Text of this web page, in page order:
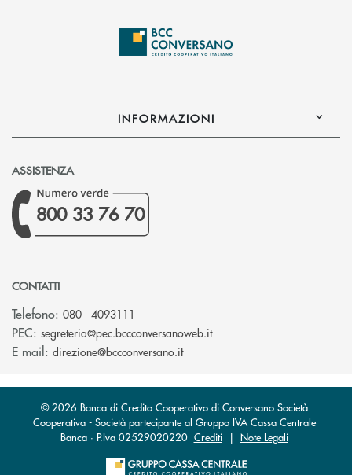
INFORMAZIONI
ASSISTENZA
800 33 76 70
CONTATTI
Telefono: 080 - 4093111
PEC: segreteria@pec.bccconversanoweb.it(si apre l’app di posta
E-mail: direzione@bccconversano.it(si apre l’app di posta
© 2026 Banca di Credito Cooperativo di Conversano Società
Cooperativa - Società partecipante al Gruppo IVA Cassa Centrale
Banca · P.Iva 02529020220 Crediti| Note Legali